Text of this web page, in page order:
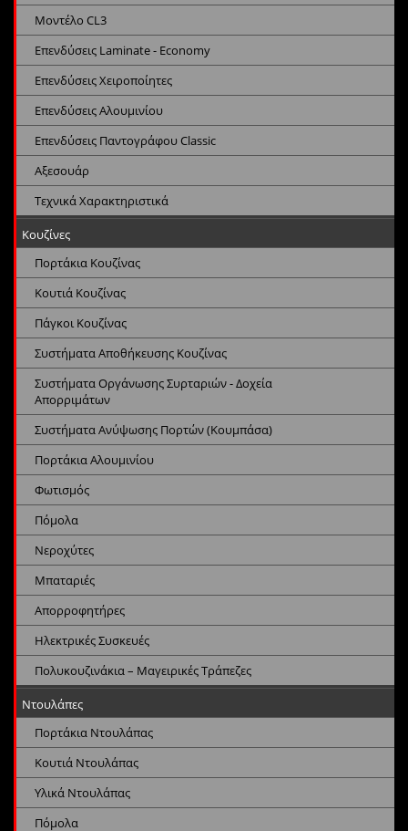
Μοντέλο CL3
Επενδύσεις Laminate - Economy
Επενδύσεις Χειροποίητες
Επενδύσεις Αλουμινίου
Επενδύσεις Παντογράφου Classic
Αξεσουάρ
Τεχνικά Χαρακτηριστικά
Κουζίνες
Πορτάκια Κουζίνας
Κουτιά Κουζίνας
Πάγκοι Κουζίνας
Συστήματα Αποθήκευσης Κουζίνας
Συστήματα Οργάνωσης Συρταριών - Δοχεία
Απορριμάτων
Συστήματα Ανύψωσης Πορτών (Κουμπάσα)
Πορτάκια Αλουμινίου
Φωτισμός
Πόμολα
Νεροχύτες
Μπαταριές
Απορροφητήρες
Ηλεκτρικές Συσκευές
Πολυκουζινάκια – Μαγειρικές Τράπεζες
Ντουλάπες
Πορτάκια Ντουλάπας
Κουτιά Ντουλάπας
Υλικά Ντουλάπας
Πόμολα